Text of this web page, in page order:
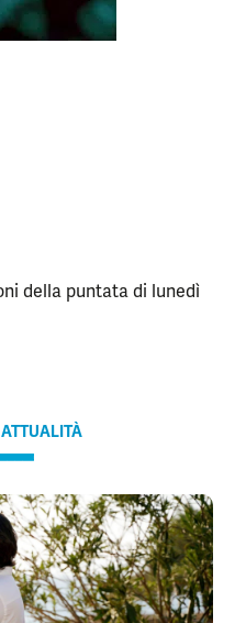
della puntata di lunedì
ATTUALITÀ